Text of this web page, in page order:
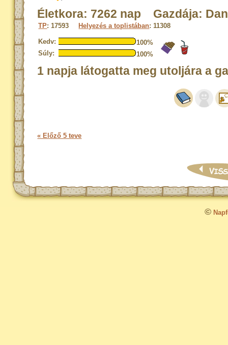
Életkora: 7262 nap Gazdája:
TP: 17593 Helyezés a toplistában: 11308
Kedv:
100%
Súly:
100%
1 napja látogatta meg utoljára a
« Előző 5 teve
©